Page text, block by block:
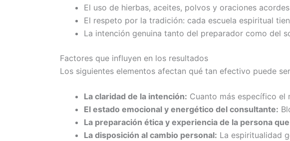
El uso de hierbas, aceites, polvos y oraciones
El respeto por la tradición: cada escuela espiritual
La intención genuina tanto del preparador como del
Factores que influyen en los resultados
Los siguientes elementos afectan qué tan efectivo puede
La claridad de la intención: Cuanto más específico el
El estado emocional y energético del consultante:
La preparación ética y experiencia de la persona
La disposición al cambio personal: La espiritualidad